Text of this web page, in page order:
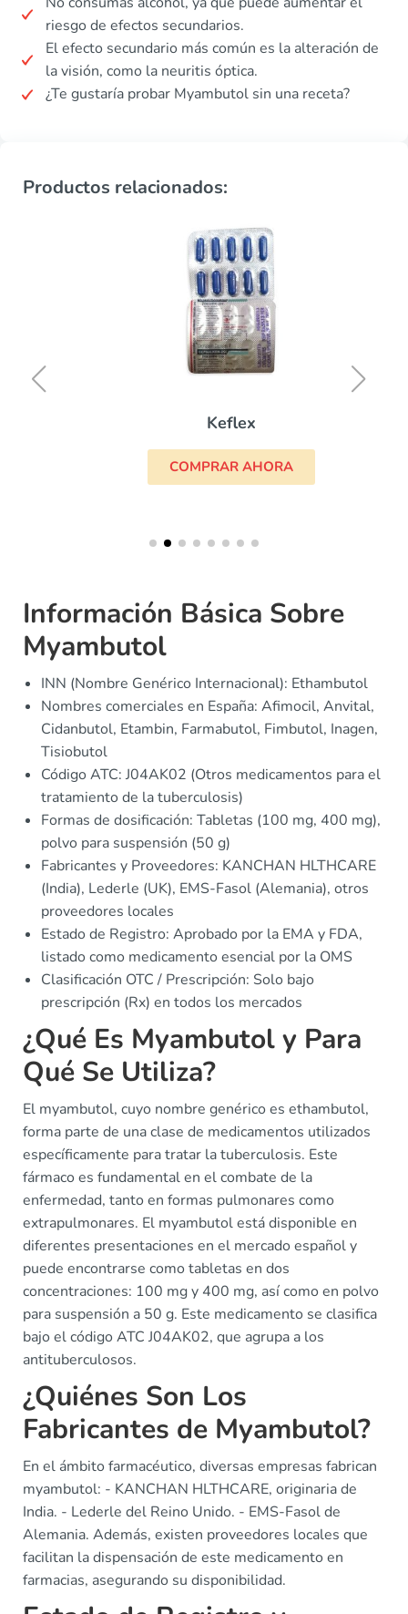
riesgo de efectos secundarios.
El efecto secundario más común es la alteración de
la visión, como la neuritis óptica.
¿Te gustaría probar Myambutol sin una receta?
Productos relacionados:
Keflex
COMPRAR AHORA
Información Básica Sobre
Myambutol
INN (Nombre Genérico Internacional): Ethambutol
Nombres comerciales en España: Afimocil, Anvital,
Cidanbutol, Etambin, Farmabutol, Fimbutol, Inagen,
Tisiobutol
Código ATC: J04AK02 (Otros medicamentos para el
tratamiento de la tuberculosis)
Formas de dosificación: Tabletas (100 mg, 400 mg),
polvo para suspensión (50 g)
Fabricantes y Proveedores: KANCHAN HLTHCARE
(India), Lederle (UK), EMS-Fasol (Alemania), otros
proveedores locales
Estado de Registro: Aprobado por la EMA y FDA,
listado como medicamento esencial por la OMS
Clasificación OTC / Prescripción: Solo bajo
prescripción (Rx) en todos los mercados
¿Qué Es Myambutol y Para
Qué Se Utiliza?
El myambutol, cuyo nombre genérico es ethambutol,
forma parte de una clase de medicamentos utilizados
específicamente para tratar la tuberculosis. Este
fármaco es fundamental en el combate de la
enfermedad, tanto en formas pulmonares como
extrapulmonares. El myambutol está disponible en
diferentes presentaciones en el mercado español y
puede encontrarse como tabletas en dos
concentraciones: 100 mg y 400 mg, así como en polvo
para suspensión a 50 g. Este medicamento se clasifica
bajo el código ATC J04AK02, que agrupa a los
antituberculosos.
¿Quiénes Son Los
Fabricantes de Myambutol?
En el ámbito farmacéutico, diversas empresas fabrican
myambutol: - KANCHAN HLTHCARE, originaria de
India. - Lederle del Reino Unido. - EMS-Fasol de
Alemania. Además, existen proveedores locales que
facilitan la dispensación de este medicamento en
farmacias, asegurando su disponibilidad.